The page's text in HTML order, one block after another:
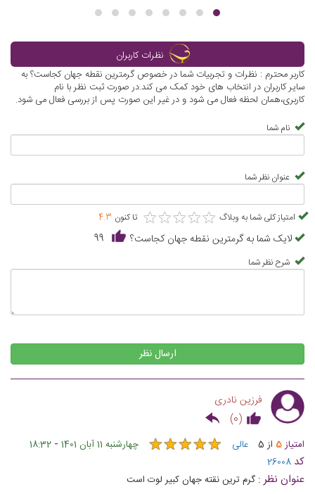
نظرات کاربران
کاربر محترم : نظرات و تجربیات شما در خصوص گرمترین نقطه جهان کجاست؟ به
سایر کاربران در انتخاب های خود کمک می کند.در صورت ثبت نظر با نام
کاربری،همان لحظه فعال می شود و در غیر این صورت پس از بررسی فعال می شود.
نام شما
عنوان نظر شما
امتیاز کلی شما به وبلاگ ★★★★★
★★★★★ تا کنون 4.3
لایک شما به گرمترین نقطه جهان کجاست؟ 99
شرح نظر شما
ارسال نظر
فرزین نادری
(
0
)
امتیاز5 از 5 عالی ★★★★★
★★★★★ چهارشنبه 11 آبان 1401 -
18:32
کد 26008
عنوان نظر : گرم ترین نقته جهان کبیر لوت است